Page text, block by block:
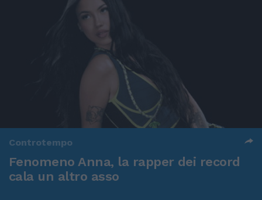
Controtempo
Fenomeno Anna, la rapper dei record
cala un altro asso